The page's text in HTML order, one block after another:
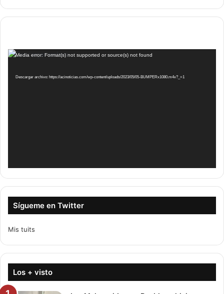
Reproductor
vídeo
Media error: Format(s) not supported or source(s) not found
Descargar archivo: https://acinoticias.com/wp-content/uploads/2023/05/05-BUMPERx1080.m4v?_=1
Sígueme en Twitter
Mis tuits
Los + visto